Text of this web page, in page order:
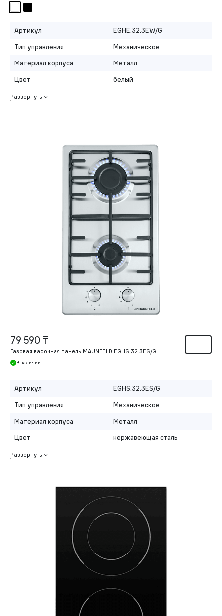
Артикул
EGHE.32.3EW/G
Тип управления
Механическое
Материал корпуса
Металл
Цвет
белый
Развернуть
79 590 ₸
Газовая варочная панель MAUNFELD EGHS.32.3ES/G
В наличии
Артикул
EGHS.32.3ES/G
Тип управления
Механическое
Материал корпуса
Металл
Цвет
нержавеющая сталь
Развернуть